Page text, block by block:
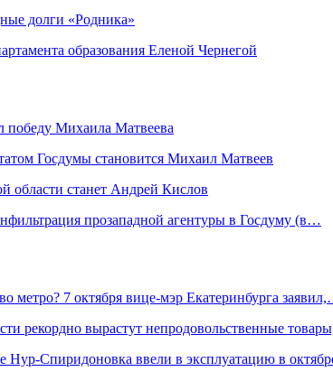
долги «Родника»
образования Еленой Чернегой
победу Михаила Матвеева
Госдумы становится Михаил Матвеев
станет Андрей Кислов
прозападной агентуры в Госдуму (в…
метро? 7 октября вице-мэр Екатеринбурга
рекордно вырастут непродовольственные
Нур-Спиридоновка ввели в эксплуатацию в